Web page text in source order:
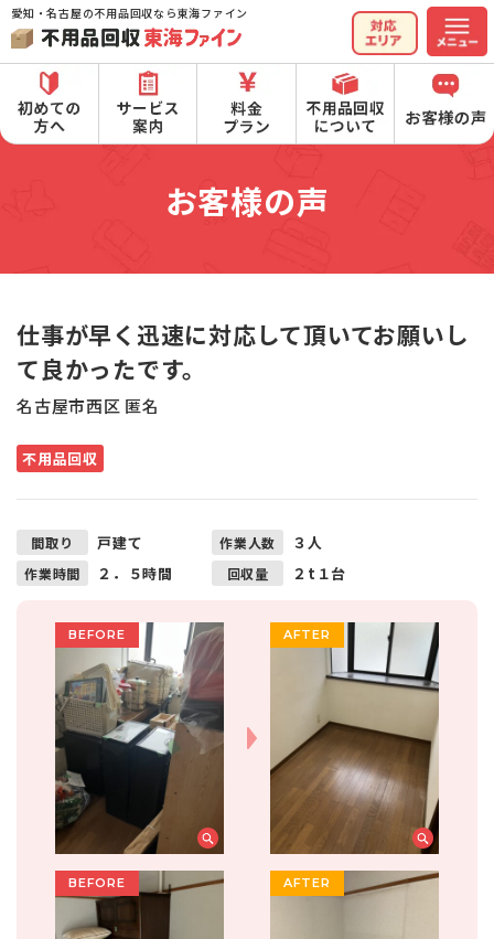
愛知・名古屋の不用品回収なら東海ファイン
お客様の声
仕事が早く迅速に対応して頂いてお願いし
て良かったです。
名古屋市西区 匿名
不用品回収
間取り 戸建て 作業人数 ３人
作業時間 ２．５時間 回収量 ２t１台